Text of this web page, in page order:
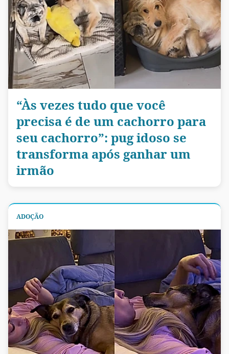
“Às vezes tudo que você
precisa é de um cachorro para
seu cachorro”: pug idoso se
transforma após ganhar um
irmão
ADOÇÃO